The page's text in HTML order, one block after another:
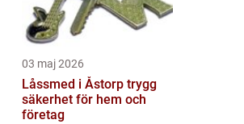
03 maj 2026
Låssmed i Åstorp trygg
säkerhet för hem och
företag